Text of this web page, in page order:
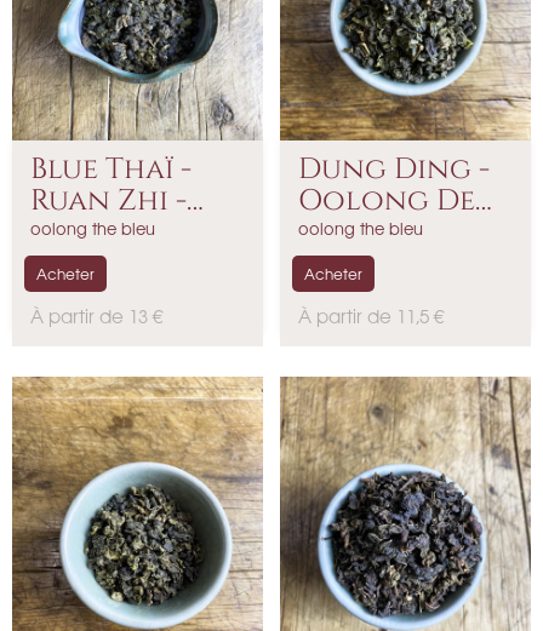
Blue Thaï -
Ruan Zhi -
2026
oolong the bleu
P
x
À partir de 13 €
Acheter
Dung Ding -
Oolong De
Taïwain
oolong the bleu
P
x
À partir de 11,5 €
Acheter